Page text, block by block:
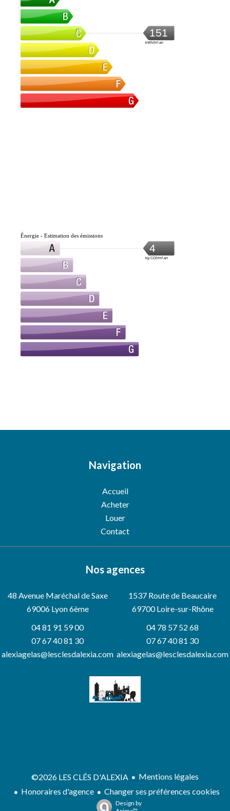
151
kWh/m².an
Énergie - Estimation des émissions
4
kg CO2/m².an
Navigation
Accueil
Acheter
Louer
Contact
Nos agences
48 Avenue Maréchal de Saxe
69006Lyon 6ème
04 81 91 59 00
07 67 40 81 30
alexiagelas@lesclesdalexia.com
1537 Route de Beaucaire
69700 Loire-sur-Rhône
04 78 57 52 68
07 67 40 81 30
alexiagelas@lesclesdalexia.com
©2026 LES CLÉS D'ALEXIA
Mentions légales
Honoraires d'agence
Changer ses préférences cookies
Design by